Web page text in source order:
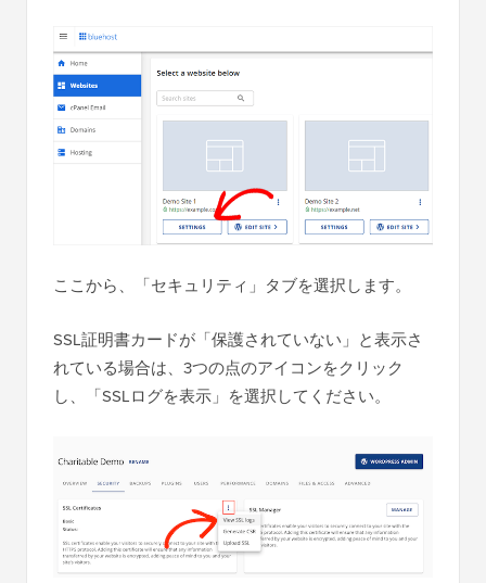
ここから、「セキュリティ」タブを選択します。
SSL証明書カードが「保護されていない」と表示さ
れている場合は、3つの点のアイコンをクリック
し、「SSLログを表示」を選択してください。